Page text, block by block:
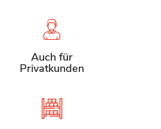
Auch für
Privatkunden